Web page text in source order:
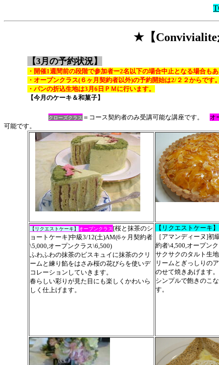
★【
【3月の予約状況】
・開催1週間前の段階で参加者ー2名以下の場合中止となる場合も
・オープンクラス(６ヶ月契約者以外)の予約開始は2/２２からです
・パンの折込生地は3月6日ＰＭに行います。
【今月のケーキ＆和菓子】
クローズクラス ＝コース契約者のみ受講可能な講座です。 オ
可能です。
【 リクエストケーキ】 オープンクラス [桜と抹茶のシ
ョートケーキ]中級3/12(土)AM(6ヶ月契約者
\5,000,オープンクラス\6,500)
ふわふわの抹茶のビスキュイに抹茶のクリ
ームと練り餡をはさみ桜の花びらを使いデ
コレーションしていきます。
春らしい彩りが見た目にも楽しくかわいら
しく仕上げます。
【リクエストケーキ】
［アマンディーヌ]初
約者\4,500,オープン
サクサクのタルト生
リームとぎっしりの
のせて焼きあげます。
シンプルで飽きのこ
す。